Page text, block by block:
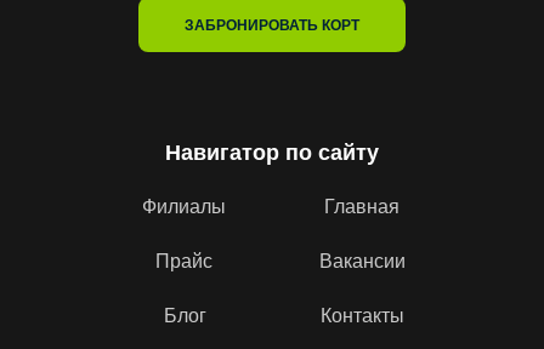
Вакансии
Контакты
Прайс
Блог
Главная
Филиалы
ЗАБРОНИРОВАТЬ КОРТ
Навигатор по сайту